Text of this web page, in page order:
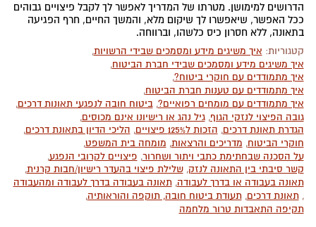
הדרושים למימושן. מטרתו של המדריך לאפשר לך לקבל פיצויים גבוהים
ככל האפשר, שיאפשרו לך שיקום מלא, והמשך החיים, חרף הפגיעה
בתאונה, ללא חסרון כיס כלשהו, וברווחה.
קטגוריות: איך משיגים מידע ומסמכים שבידי הרשויות,
איך משיגים מידע ומסמכים שבידי חברת הביטוח,
איך מתמודדים עם חוקרי ביטוח?,
איך מתמודדים עם טענות חברת הביטוח,
איך מתמודדים עם מומחים רפואיים?,ביטוח חובה לנפגעי תאונות דרכים,
גובה הפיצוי לנזקי הגוף,גיל נהג או רישיונו אינם מכוסים,
הגדרת תאונת דרכים, הזכות ל125% פיצויים , הליכי הדיון בתאונת דרכים,
חוקרי הביטוח, מדריכים והרצאות, מומחה בית המשפט,
על הסכנה שבחתימת כתבי ויתור ושחרור, פיצויים לקרובי הנפגע,
קשר סיבתי בין התאונה לנזק,שלילת פיצוי בהעדר רישיון/חבות קרנית,
תאונה בעבודה או בדרך לעבודה,תאונה בעבודה בדרך לעבודה ומהעבודה
,תאונת דרכים,תעודת ביטוח חובה, תוקפה והוראותיה,
תקיפה התאבדות טרור מלחמה